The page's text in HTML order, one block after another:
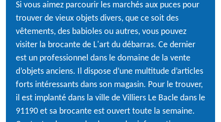
Si vous aimez parcourir les marchés aux puces pour
trouver de vieux objets divers, que ce soit des
vêtements, des babioles ou autres, vous pouvez
visiter la brocante de L'art du débarras. Ce dernier
est un professionnel dans le domaine de la vente
d’objets anciens. Il dispose d’une multitude d’articles
forts intéressants dans son magasin. Pour le trouver,
il est implanté dans la ville de Villiers Le Bacle dans le
91190 et sa brocante est ouvert toute la semaine.